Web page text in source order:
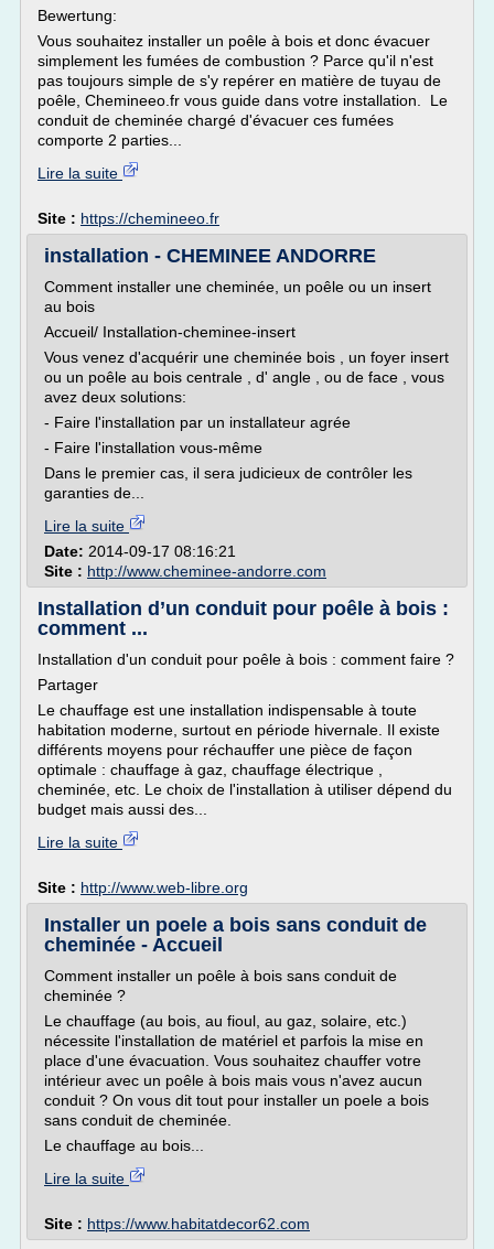
Bewertung:
Vous souhaitez installer un poêle à bois et donc évacuer
simplement les fumées de combustion ? Parce qu'il n'est
pas toujours simple de s'y repérer en matière de tuyau de
poêle, Chemineeo.fr vous guide dans votre installation. Le
conduit de cheminée chargé d'évacuer ces fumées
comporte 2 parties...
Lire la suite
Site : https://chemineeo.fr
installation - CHEMINEE ANDORRE
Comment installer une cheminée, un poêle ou un insert
au bois
Accueil/ Installation-cheminee-insert
Vous venez d'acquérir une cheminée bois , un foyer insert
ou un poêle au bois centrale , d' angle , ou de face , vous
avez deux solutions:
- Faire l'installation par un installateur agrée
- Faire l'installation vous-même
Dans le premier cas, il sera judicieux de contrôler les
garanties de...
Lire la suite
Date: 2014-09-17 08:16:21
Site : http://www.cheminee-andorre.com
Installation d’un conduit pour poêle à bois :
comment ...
Installation d'un conduit pour poêle à bois : comment faire ?
Partager
Le chauffage est une installation indispensable à toute
habitation moderne, surtout en période hivernale. Il existe
différents moyens pour réchauffer une pièce de façon
optimale : chauffage à gaz, chauffage électrique ,
cheminée, etc. Le choix de l'installation à utiliser dépend du
budget mais aussi des...
Lire la suite
Site : http://www.web-libre.org
Installer un poele a bois sans conduit de
cheminée - Accueil
Comment installer un poêle à bois sans conduit de
cheminée ?
Le chauffage (au bois, au fioul, au gaz, solaire, etc.)
nécessite l'installation de matériel et parfois la mise en
place d'une évacuation. Vous souhaitez chauffer votre
intérieur avec un poêle à bois mais vous n'avez aucun
conduit ? On vous dit tout pour installer un poele a bois
sans conduit de cheminée.
Le chauffage au bois...
Lire la suite
Site : https://www.habitatdecor62.com